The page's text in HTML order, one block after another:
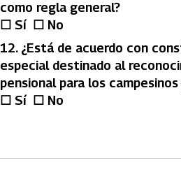
como regla general?
☐ Sí ☐ No
12.⁠ ⁠¿Está de acuerdo con
especial destinado al
pensional para los
☐ Sí ☐ No